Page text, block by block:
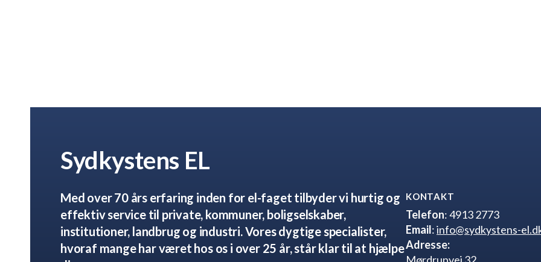
Sydkystens EL
Med over 70 års erfaring inden for el-faget tilbyder vi hurtig og
effektiv service til private, kommuner, boligselskaber,
institutioner, landbrug og industri. Vores dygtige specialister,
hvoraf mange har været hos os i over 25 år, står klar til at hjælpe
KONTAKT
Telefon: 4913 2773
Email:info@sydkystens-
Adresse: